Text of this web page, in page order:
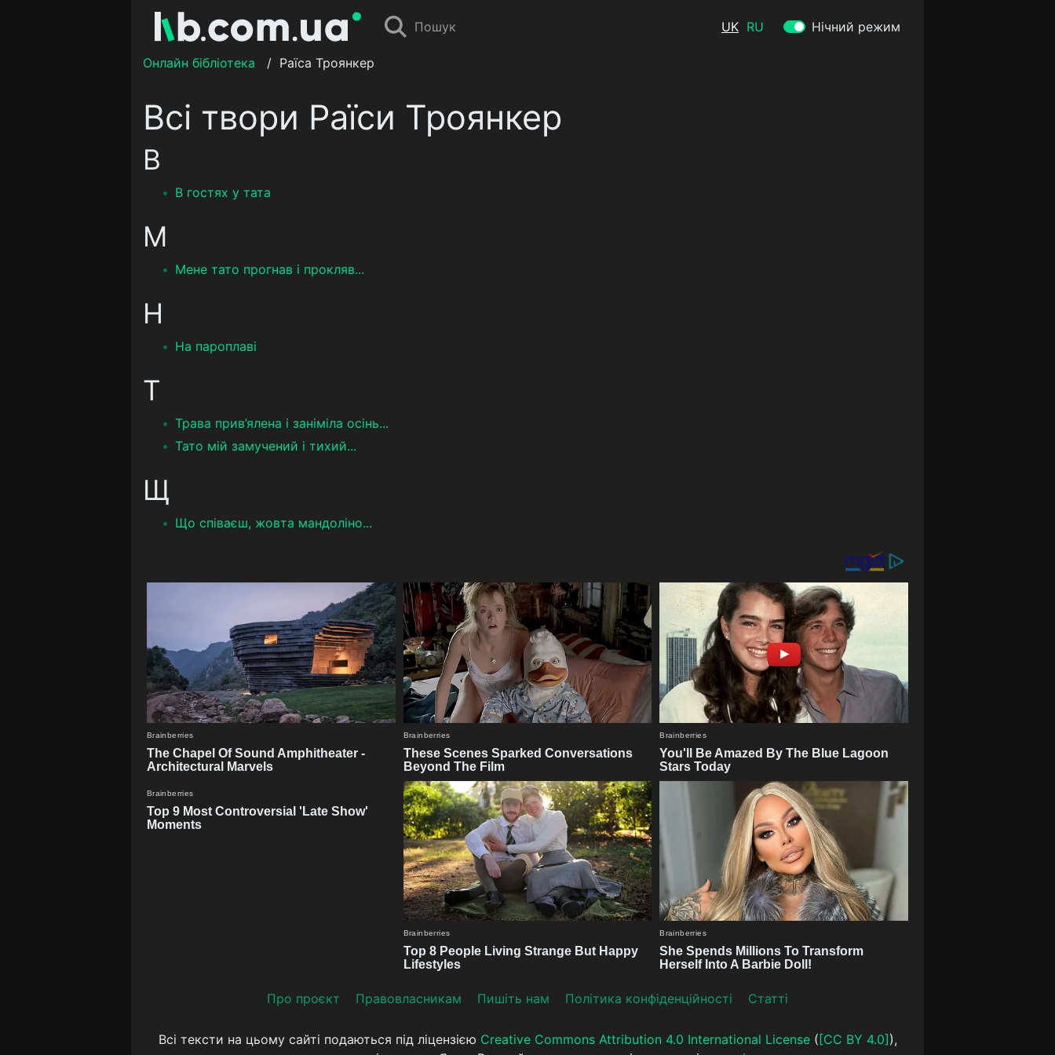
Пошук UK RU Нічний режим
Онлайн бібліотека / Раїса Троянкер
Всі твори Раїси Троянкер
В
В гостях у тата
М
Мене тато прогнав і прокляв...
Н
На пароплаві
Т
Трава прив’ялена і заніміла осінь...
Тато мій замучений і тихий...
Щ
Що співаєш, жовта мандоліно...
Про проєкт Прaвoвлaсникaм Пишіть нам Політика конфіденційності Статті
Всі тексти на цьому сайті подаються під ліцензією Creative Commons Attribution 4.0 International License( [CC BY 4.0] ),